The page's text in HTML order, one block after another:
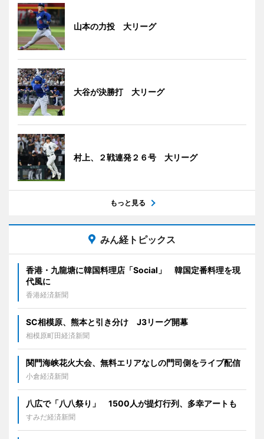
山本の力投 大リーグ
大谷が決勝打 大リーグ
村上、２戦連発２６号 大リーグ
もっと見る
みん経トピックス
香港・九龍塘に韓国料理店「Social」 韓国定番料理を現
代風に
香港経済新聞
SC相模原、熊本と引き分け J3リーグ開幕
相模原町田経済新聞
関門海峡花火大会、無料エリアなしの門司側をライブ配信
小倉経済新聞
八広で「八八祭り」 1500人が提灯行列、多幸アートも
すみだ経済新聞